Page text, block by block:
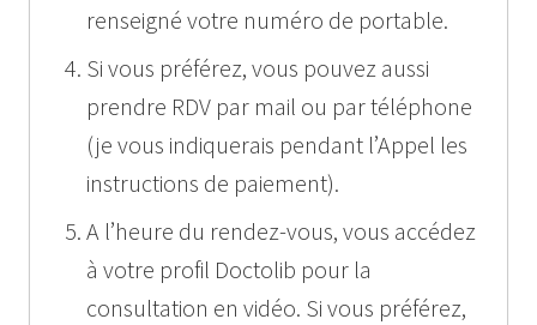
renseigné votre numéro de portable.
Si vous préférez, vous pouvez aussi
prendre RDV par mail ou par téléphone
(je vous indiquerais pendant l’Appel les
instructions de paiement).
A l’heure du rendez-vous, vous accédez
à votre profil Doctolib pour la
consultation en vidéo. Si vous préférez,